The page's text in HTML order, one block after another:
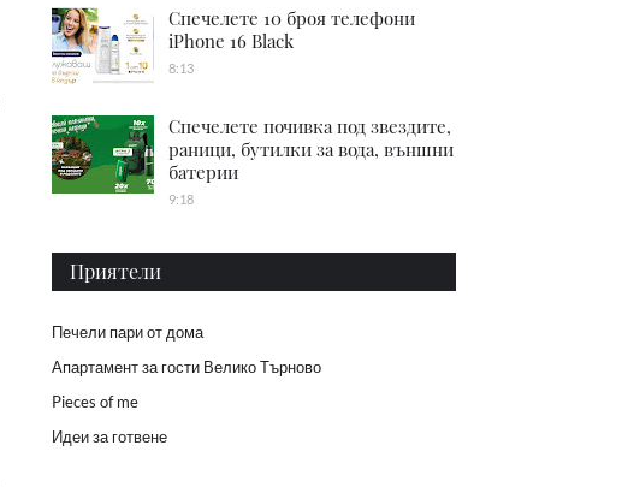
Спечелете 10 броя телефони
iPhone 16 Black
8:13
Спечелете почивка под звездите,
раници, бутилки за вода, външни
батерии
9:18
Приятели
Печели пари от дома
Апартамент за гости Велико Търново
Pieces of me
Идеи за готвене